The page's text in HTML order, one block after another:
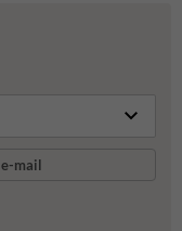
mail